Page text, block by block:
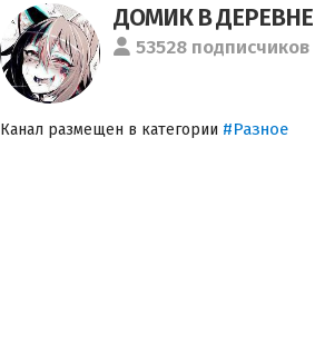
ДОМИК В ДЕРЕВНЕ
53528 подписчиков
Канал размещен в категории #Разное